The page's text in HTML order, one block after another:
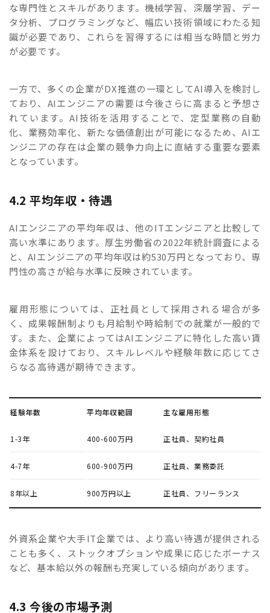
な専門性とスキルがあります。機械学習、深層学習、デー
タ分析、プログラミングなど、幅広い技術領域にわたる知
識が必要であり、これらを習得するには相当な時間と労力
が必要です。
一方で、多くの企業がDX推進の一環としてAI導入を検討し
ており、AIエンジニアの需要は今後さらに高まると予想さ
れています。AI技術を活用することで、定型業務の自動
化、業務効率化、新たな価値創出が可能になるため、AIエ
ンジニアの存在は企業の競争力向上に直結する重要な要素
となっています。
4.2 平均年収・待遇
AIエンジニアの平均年収は、他のITエンジニアと比較して
高い水準にあります。厚生労働省の2022年統計調査による
と、AIエンジニアの平均年収は約530万円となっており、専
門性の高さが給与水準に反映されています。
雇用形態については、正社員として採用される場合が多
く、成果報酬制よりも月給制や時給制での就業が一般的で
す。また、企業によってはAIエンジニアに特化した高い賃
金体系を設けており、スキルレベルや経験年数に応じてさ
らなる高待遇が期待できます。
経験年数 平均年収範囲 主な雇用形態
1-3年 400-600万円 正社員、契約社員
4-7年 600-900万円 正社員、業務委託
8年以上 900万円以上 正社員、フリーランス
外資系企業や大手IT企業では、より高い待遇が提供される
ことも多く、ストックオプションや成果に応じたボーナス
など、基本給以外の報酬も充実している傾向があります。
4.3 今後の市場予測